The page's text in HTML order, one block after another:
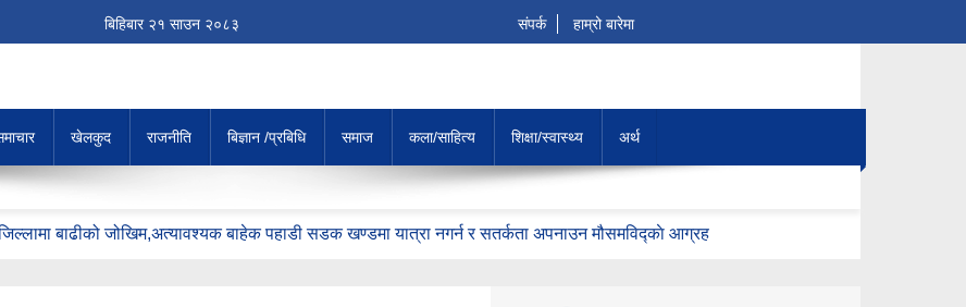
बिहिबार २१ साउन २०८३ संपर्क हाम्रो बारेमा
खेलकुद राजनीति बिज्ञान /प्रबिधि समाज कला/साहित्य शिक्षा/स्वास्थ्य अर्थ
बाढीको जोखिम,अत्यावश्यक बाहेक पहाडी सडक खण्डमा यात्रा नगर्न र सतर्कता अपनाउन मौसमविद्काे आग्रह